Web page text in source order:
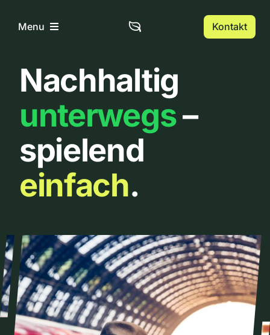
InhaltMenu
Home
Über uns
Urbanlist
Kontakt
Nachhaltig
unterwegs–
spielend
einfach.